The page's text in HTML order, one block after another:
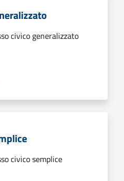
civico generalizzato
civico semplice